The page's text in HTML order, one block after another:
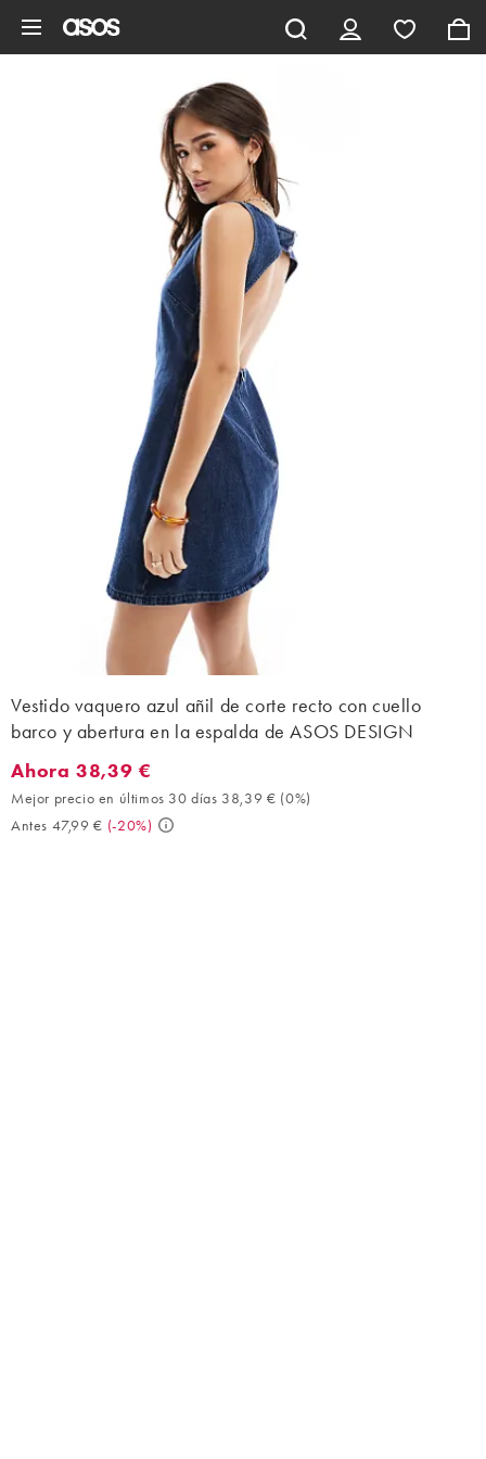
Vestido vaquero azul añil de corte recto con cuello
barco y abertura en la espalda de ASOS DESIGN
Ahora 38,39 €. Mejor precio en últimos 30 días 38,39 € (0%).
Ahora 38,39 €
Mejor precio en últimos 30 días 38,39 € (0%)
Antes 47,99 € (-20%)